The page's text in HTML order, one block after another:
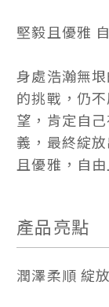
堅毅且優雅
身處浩瀚無
的挑戰，仍
望，肯定自
義，最終綻
且優雅，自由
產品亮點
潤澤柔順 綻